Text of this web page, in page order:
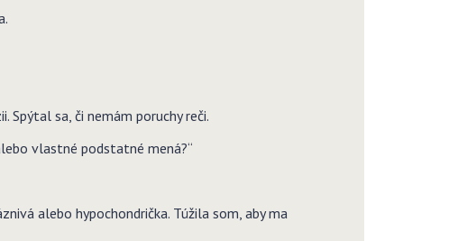
sa, či nemám poruchy reči.
vlastné podstatné mená?“
alebo hypochondrička. Túžila som, aby ma